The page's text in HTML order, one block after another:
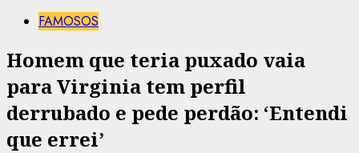
FAMOSOS
Homem que teria puxado vaia
para Virginia tem perfil
derrubado e pede perdão: ‘Entendi
que errei’